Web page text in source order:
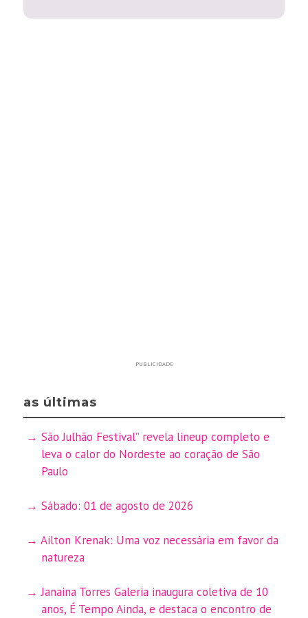
PUBLICIDADE
as últimas
São Julhão Festival” revela lineup completo e
leva o calor do Nordeste ao coração de São
Paulo
Sábado: 01 de agosto de 2026
Ailton Krenak: Uma voz necessária em favor da
natureza
Janaina Torres Galeria inaugura coletiva de 10
anos, É Tempo Ainda, e destaca o encontro de